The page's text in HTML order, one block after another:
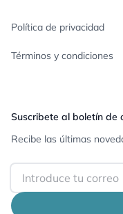
Política de privacidad
Términos y condiciones
Suscribete al boletín de
Recibe las últimas
Email